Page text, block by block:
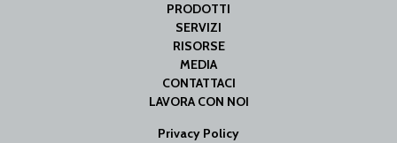
PRODOTTI
SERVIZI
RISORSE
MEDIA
CONTATTACI
LAVORA CON NOI
Privacy Policy